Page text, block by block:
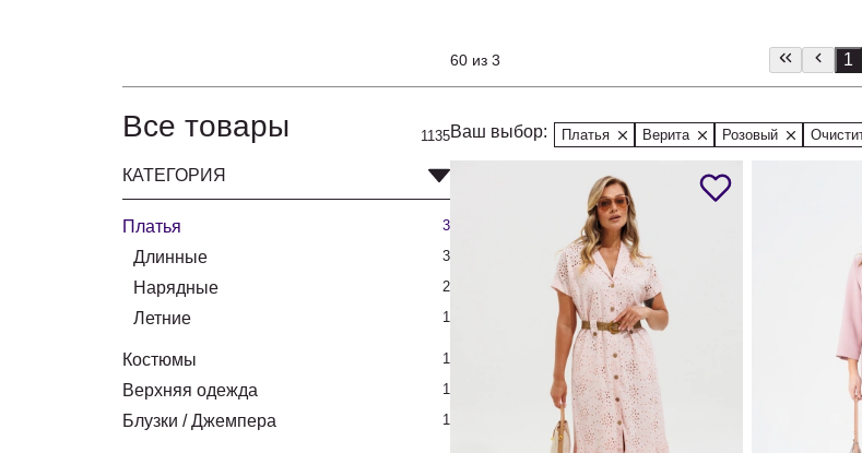
60 из 3 1
Все товары 1135
КАТЕГОРИЯ
Платья 3
Длинные 3
Нарядные 2
Летние 1
Костюмы 1
Верхняя одежда 1
Блузки / Джемпера 1
Ваш выбор: Платья Верита Розовый